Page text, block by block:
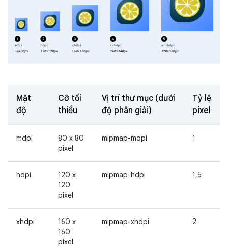
Mật
độ
Cỡ tối
thiểu
Vị trí thư mục (dưới
độ phân giải)
Tỷ lệ
pixel
mdpi
80 x 80
pixel
mipmap-mdpi 1
hdpi
120 x
120
pixel
mipmap-hdpi 1,5
xhdpi
160 x
160
pixel
mipmap-xhdpi 2